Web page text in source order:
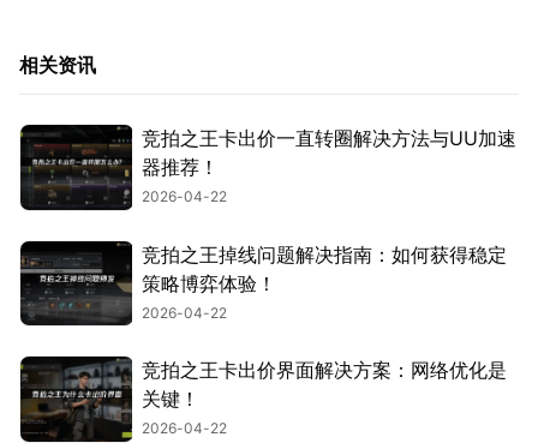
相关资讯
竞拍之王卡出价一直转圈解决方法与UU加速
器推荐！
2026-04-22
竞拍之王掉线问题解决指南：如何获得稳定
策略博弈体验！
2026-04-22
竞拍之王卡出价界面解决方案：网络优化是
关键！
2026-04-22